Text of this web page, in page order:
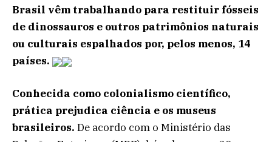
Brasil vêm trabalhando para restituir fósseis
de dinossauros e outros patrimônios naturais
ou culturais espalhados por, pelos menos, 14
países.
Conhecida como colonialismo científico,
prática prejudica ciência e os museus
brasileiros. De acordo com o Ministério das